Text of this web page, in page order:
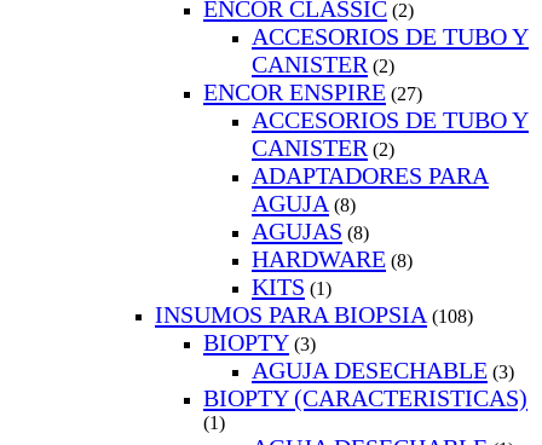
ENCOR CLASSIC (2)
ACCESORIOS DE TUBO Y
CANISTER (2)
ENCOR ENSPIRE (27)
ACCESORIOS DE TUBO Y
CANISTER (2)
ADAPTADORES PARA
AGUJA (8)
AGUJAS (8)
HARDWARE (8)
KITS (1)
INSUMOS PARA BIOPSIA (108)
BIOPTY (3)
AGUJA DESECHABLE (3)
BIOPTY (CARACTERISTICAS)
(1)